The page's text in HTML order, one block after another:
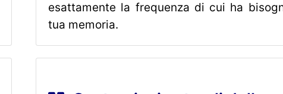
esattamente la frequenza di cui ha
tua memoria.